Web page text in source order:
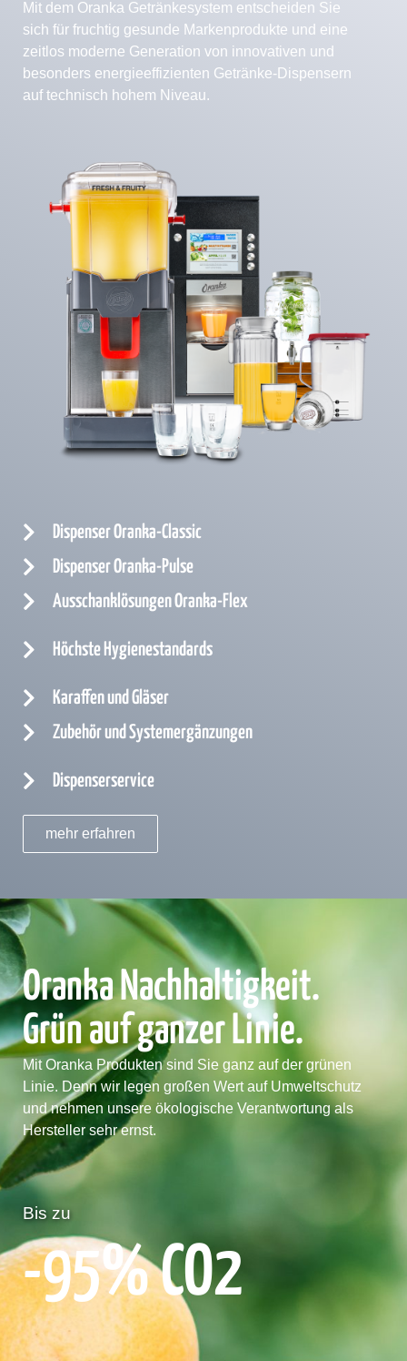
Mit dem Oranka Getränkesystem entscheiden Sie
sich für fruchtig gesunde Markenprodukte und eine
zeitlos moderne Generation von innovativen und
besonders energieeffizienten Getränke-Dispensern
auf technisch hohem Niveau.
Dispenser Oranka-Classic
Dispenser Oranka-Pulse
Ausschanklösungen Oranka-Flex
Höchste Hygienestandards
Karaffen und Gläser
Zubehör und Systemergänzungen
Dispenserservice
mehr erfahren
Oranka Nachhaltigkeit.
Grün auf ganzer Linie.
Mit Oranka Produkten sind Sie ganz auf der grünen
Linie. Denn wir legen großen Wert auf Umweltschutz
und nehmen unsere ökologische Verantwortung als
Hersteller sehr ernst.
Bis zu
-95% CO2